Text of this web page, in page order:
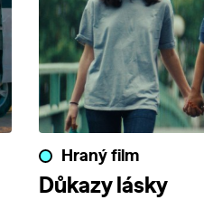
Hraný film
Důkazy lásky